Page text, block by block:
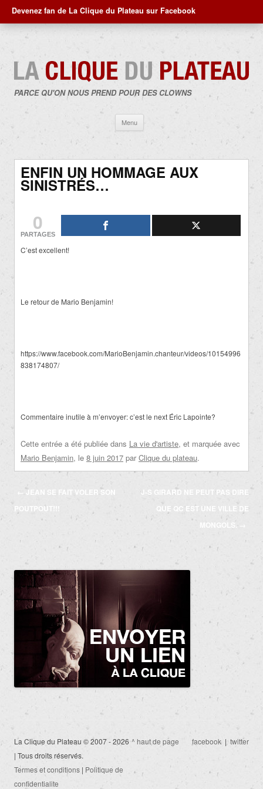
Devenez fan de La Clique du Plateau sur Facebook
PARCE QU'ON NOUS PREND POUR DES CLOWNS
Menu
contenu
ENFIN UN HOMMAGE AUX
SINISTRÉS…
0
PARTAGES
C’est excellent!
Le retour de Mario Benjamin!
https://www.facebook.com/MarioBenjamin.chanteur/videos/10154996
838174807/
Commentaire inutile à m’envoyer: c’est le next Éric Lapointe?
Cette entrée a été publiée dans La vie d'artiste, et marquée avec
Mario Benjamin, le 8 juin 2017 par Clique du plateau.
Navigation
des
← JEAN SE FAIT VOLER SON
POUTPOUT!!!
J-S GIRARD NE PEUT PAS DIRE
QUE QC EST UNE VILLE DE
MONGOLS.
→
La Clique du Plateau © 2007 - 2026
| Tous droits réservés.
Termes et conditions | Politique de
confidentialite
^ haut de page facebook| twitter